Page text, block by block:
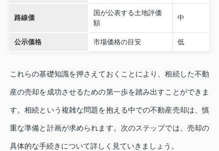
路線価
国が公表する土地評価
額
中
公示価格 市場価格の目安 低
これらの基礎知識を押さえておくことにより、相続した不動
産の売却を成功させるための第一歩を踏み出すことができま
す。相続という複雑な問題を抱える中での不動産売却は、慎
重な準備と計画が求められます。次のステップでは、売却の
具体的な手続きについて詳しく見ていきましょう。